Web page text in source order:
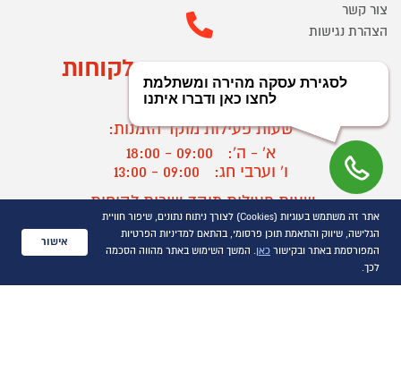
צור קשר
הצהרת נגישות
מוקד הזמנות ושירות לקוחות
03-9545370
שעות פעילות מוקד הזמנות:
א' - ה':
09:00 - 18:00
ו' וערבי חג:
09:00 - 13:00
שעות פעילות מוקד שירות לקוחות:
א' - ד':
09:00 - 16:30
ה :
09:00 - 16:00
חול המועד
?
אתר זה משתמש בעוגיות (Cookies) לצורך ניתוח נתונים, שיפור חוויית
הגלישה, שיווק והתאמת תוכן פרסומי, בהתאם למדיניות הפרטיות
המפורסמת באתר ובקישור כאן. המשך השימוש באתר מהווה הסכמה
לכך.
אישור